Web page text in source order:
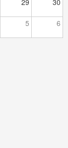
5 6